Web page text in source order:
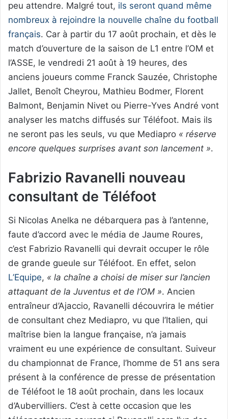
peu attendre. Malgré tout, ils seront quand même
nombreux à rejoindre la nouvelle chaîne du football
français. Car à partir du 17 août prochain, et dès le
match d’ouverture de la saison de L1 entre l’OM et
l’ASSE, le vendredi 21 août à 19 heures, des
anciens joueurs comme Franck Sauzée, Christophe
Jallet, Benoît Cheyrou, Mathieu Bodmer, Florent
Balmont, Benjamin Nivet ou Pierre-Yves André vont
analyser les matchs diffusés sur Téléfoot. Mais ils
ne seront pas les seuls, vu que Mediapro « réserve
encore quelques surprises avant son lancement ».
Fabrizio Ravanelli nouveau
consultant de Téléfoot
Si Nicolas Anelka ne débarquera pas à l’antenne,
faute d’accord avec le média de Jaume Roures,
c’est Fabrizio Ravanelli qui devrait occuper le rôle
de grande gueule sur Téléfoot. En effet, selon
L’Equipe, « la chaîne a choisi de miser sur l’ancien
attaquant de la Juventus et de l’OM ». Ancien
entraîneur d’Ajaccio, Ravanelli découvrira le métier
de consultant chez Mediapro, vu que l’Italien, qui
maîtrise bien la langue française, n’a jamais
vraiment eu une expérience de consultant. Suiveur
du championnat de France, l’homme de 51 ans sera
présent à la conférence de presse de présentation
de Téléfoot le 18 août prochain, dans les locaux
d’Aubervilliers. C’est à cette occasion que les